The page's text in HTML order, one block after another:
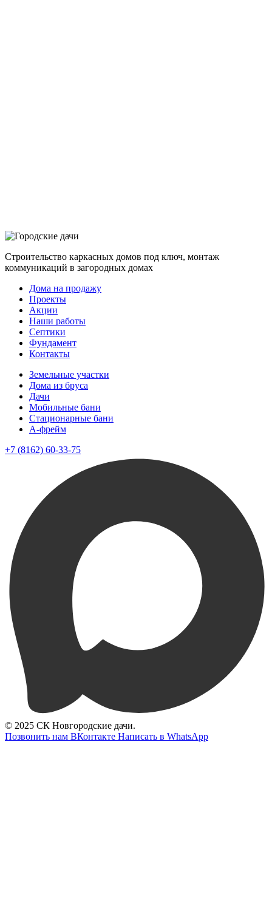
Строительство каркасных домов под ключ, монтаж
коммуникаций в загородных домах
Дома на продажу
Проекты
Акции
Наши работы
Септики
Фундамент
Контакты
Земельные участки
Дома из бруса
Дачи
Мобильные бани
Стационарные бани
A-фрейм
+7 (8162) 60-33-75
© 2025 СК Новгородские дачи.
Позвонить нам ВКонтакте Написать в WhatsApp